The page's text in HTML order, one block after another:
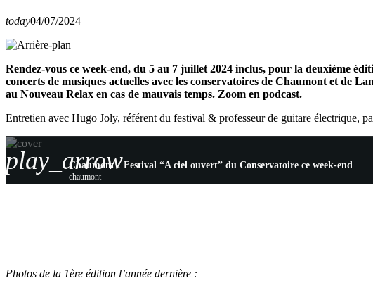
today04/07/2024
Rendez-vous ce week-end, du 5 au 7 juillet 2024 inclus, pour la deuxième
concerts de musiques actuelles avec les conservatoires de Chaumont et de
au Nouveau Relax en cas de mauvais temps. Zoom en podcast.
Entretien avec Hugo Joly, référent du festival & professeur de guitare électrique,
play_arrowChaumont : Festival “A ciel ouvert” du Conservatoire ce week-end
chaumont
Photos de la 1ère édition l’année dernière :